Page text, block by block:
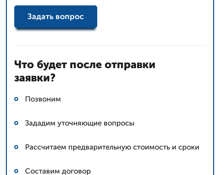
Задать вопрос
Что будет после отправки
заявки?
Позвоним
Зададим уточняющие вопросы
Рассчитаем предварительную стоимость и сроки
Составим договор